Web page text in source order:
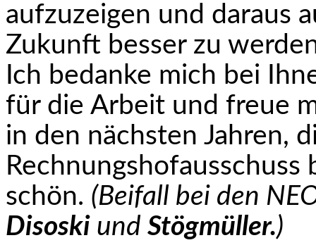
aufzuzeigen und daraus
Zukunft besser zu
Ich bedanke mich bei
für die Arbeit und freue
in den nächsten Jahren,
schön. (Beifall bei den
Disoski und Stögmüller.)